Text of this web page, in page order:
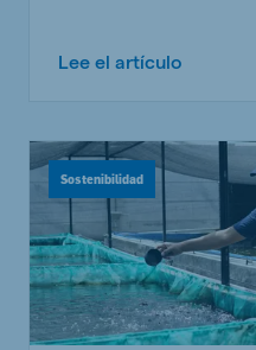
Lee el artículo
Sostenibilidad